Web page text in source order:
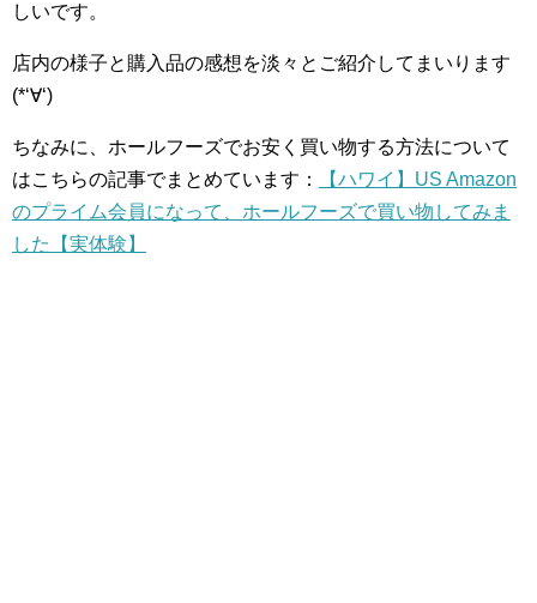
しいです。
店内の様子と購入品の感想を淡々とご紹介してまいります
(*‘∀‘)
ちなみに、ホールフーズでお安く買い物する方法について
はこちらの記事でまとめています：
【ハワイ】US Amazon
のプライム会員になって、ホールフーズで買い物してみま
した【実体験】